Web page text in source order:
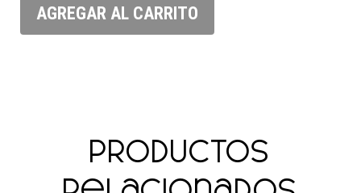
AGREGAR AL CARRITO
Productos